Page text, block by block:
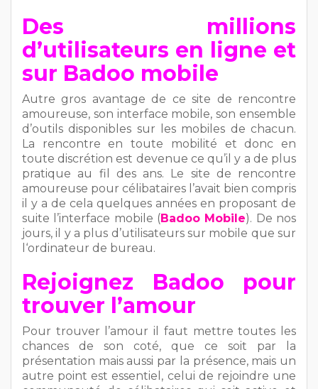
Des millions
d’utilisateurs en ligne et
sur Badoo mobile
Autre gros avantage de ce site de rencontre
amoureuse, son interface mobile, son ensemble
d’outils disponibles sur les mobiles de chacun.
La rencontre en toute mobilité et donc en
toute discrétion est devenue ce qu’il y a de plus
pratique au fil des ans. Le site de rencontre
amoureuse pour célibataires l’avait bien compris
il y a de cela quelques années en proposant de
suite l’interface mobile (Badoo Mobile). De nos
jours, il y a plus d’utilisateurs sur mobile que sur
l‘ordinateur de bureau.
Rejoignez Badoo pour
trouver l’amour
Pour trouver l’amour il faut mettre toutes les
chances de son coté, que ce soit par la
présentation mais aussi par la présence, mais un
autre point est essentiel, celui de rejoindre une